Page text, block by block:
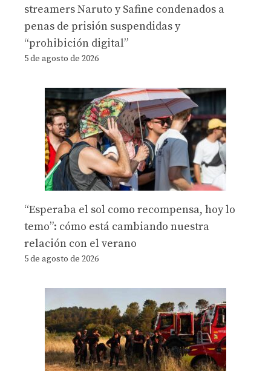
streamers Naruto y Safine condenados a
penas de prisión suspendidas y
“prohibición digital”
5 de agosto de 2026
“Esperaba el sol como recompensa, hoy lo
temo”: cómo está cambiando nuestra
relación con el verano
5 de agosto de 2026